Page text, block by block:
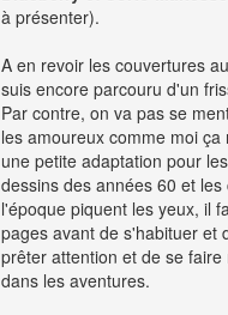
à présenter).
A en revoir les couvertures
suis encore parcouru d'un
Par contre, on va pas se
les amoureux comme moi ça
une petite adaptation pour
dessins des années 60 et les
l'époque piquent les yeux, il
pages avant de s'habituer et
prêter attention et de se
dans les aventures.